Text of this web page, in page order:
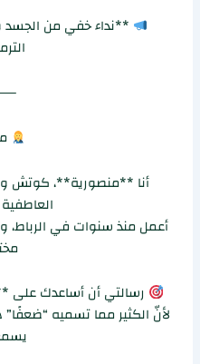
**نداء خفي من الجسد
أنا **منصورية**، كوتش
أعمل منذ سنوات في الرباط،
رسالتي أن أساعدك على
لأنّ الكثير مما تسميه